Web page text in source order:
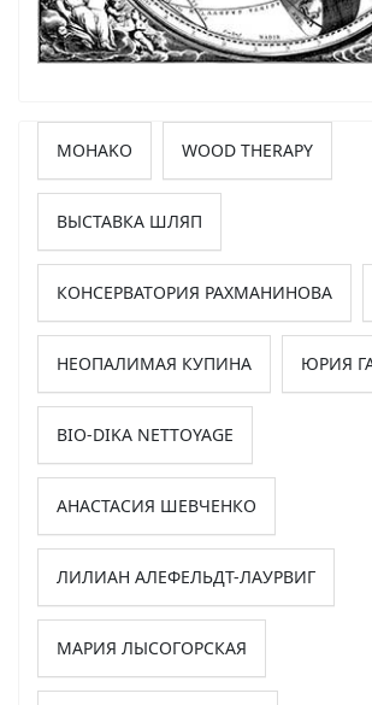
MOHAKO WOOD THERAPY
ВЫСТАВКА ШЛЯП
КОНСЕРВАТОРИЯ РАХМАНИНОВА
НЕОПАЛИМАЯ КУПИНА ЮРИЯ
BIO-DIKA NETTOYAGE
АНАСТАСИЯ ШЕВЧЕНКО
ЛИЛИАН АЛЕФЕЛЬДТ-ЛАУРВИГ
МАРИЯ ЛЫСОГОРСКАЯ